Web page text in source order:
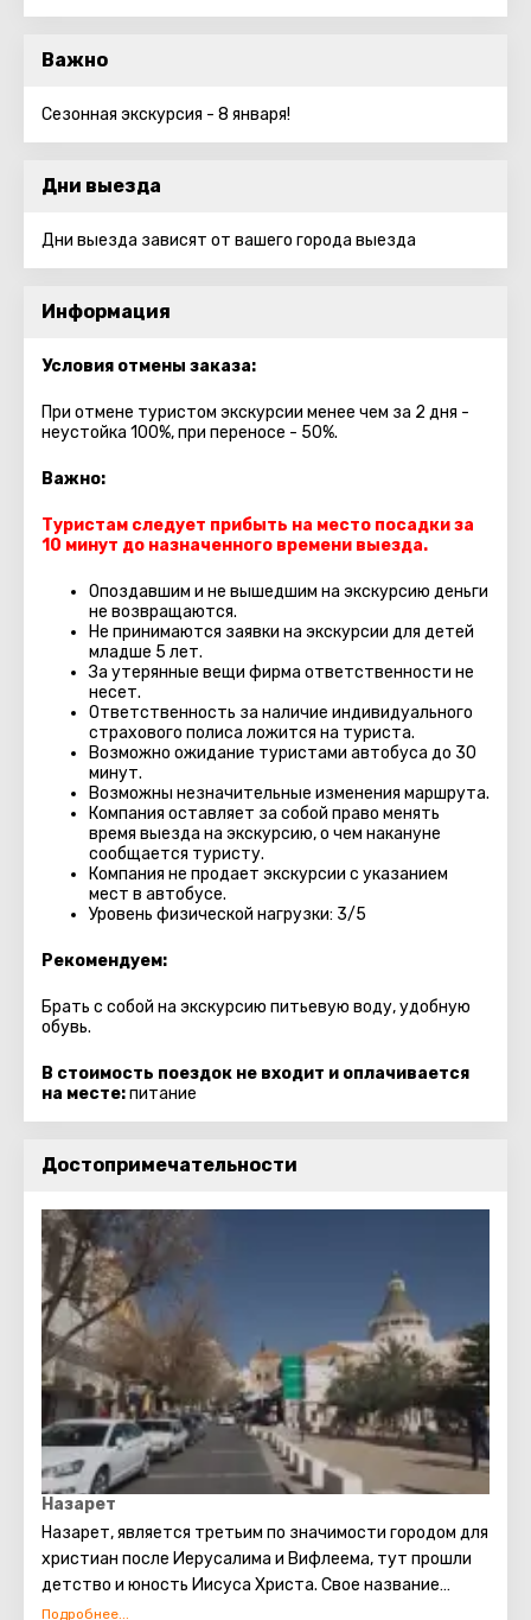
Важно
Сезонная экскурсия - 8 января!
Дни выезда
Дни выезда зависят от вашего города выезда
Информация
Условия отмены заказа:
При отмене туристом экскурсии менее чем за 2 дня -
неустойка 100%, при переносе - 50%.
Важно:
Туристам следует прибыть на место посадки за
10 минут до назначенного времени выезда.
Опоздавшим и не вышедшим на экскурсию деньги
не возвращаются.
Не принимаются заявки на экскурсии для детей
младше 5 лет.
За утерянные вещи фирма ответственности не
несет.
Ответственность за наличие индивидуального
страхового полиса ложится на туриста.
Возможно ожидание туристами автобуса до 30
минут.
Возможны незначительные изменения маршрута.
Компания оставляет за собой право менять
время выезда на экскурсию, о чем накануне
сообщается туристу.
Компания не продает экскурсии с указанием
мест в автобуcе.
Уровень физической нагрузки: 3/5
Рекомендуем:
Брать с собой на экскурсию питьевую воду, удобную
обувь.
В стоимость поездок не входит и оплачивается
на месте:питание
Достопримечательности
Назарет
Назарет, является третьим по значимости городом для
христиан после Иерусалима и Вифлеема, тут прошли
детство и юность Иисуса Христа. Свое название
Назарет получил от еврейского слова «нецер» - ветвь,